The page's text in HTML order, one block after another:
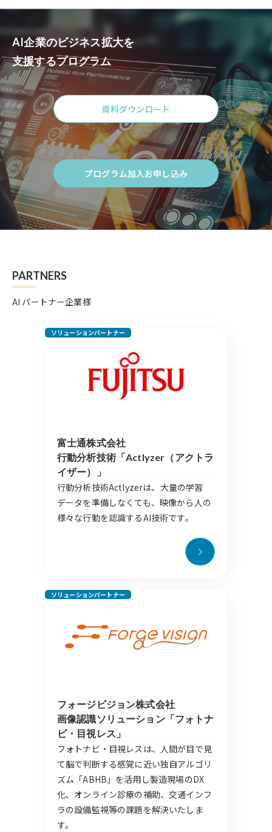
AI企業のビジネス拡大を
支援するプログラム
資料ダウンロード
Click
to
資
料
ダ
ウ
ン
ロー
ド
プログラム加入お申し込み
Click
to
プ
ロ
グ
PARTNERS
AI パートナー企業様
ソリューションパートナー
富士通株式会社
行動分析技術「Actlyzer（アクトラ
イザー）」
行動分析技術Actlyzerは、大量の学習
データを準備しなくても、映像から人の
様々な行動を認識するAI技術です。
ソリューションパートナー
フォージビジョン株式会社
画像認識ソリューション「フォトナ
ビ・目視レス」
フォトナビ・目視レスは、人間が目で見
て脳で判断する感覚に近い独自アルゴリ
ズム「ABHB」を活用し製造現場のDX
化、オンライン診療の補助、交通インフ
ラの設備監視等の課題を解決いたしま
す。